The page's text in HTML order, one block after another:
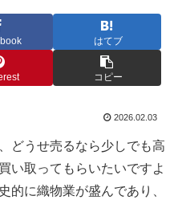
はてブ
コピー
2026.02.03
どうせ売るなら少しでも高
い取ってもらいたいですよ
的に織物業が盛んであり、